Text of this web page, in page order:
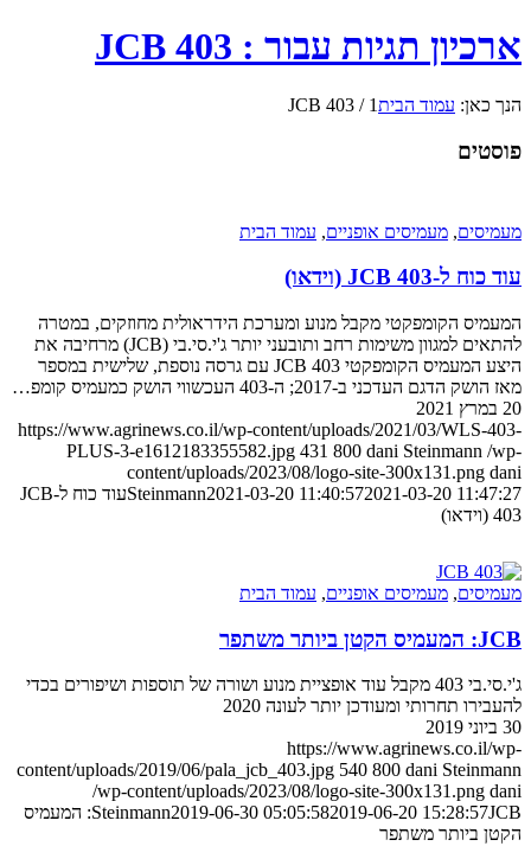
ארכיון תגיות עבור : JCB 403
הנך כאן: עמוד הבית1
/
JCB 403
פוסטים
מעמיסים, מעמיסים אופניים, עמוד הבית
עוד כוח ל-JCB 403 (וידאו)
המעמיס הקומפקטי מקבל מנוע ומערכת הידראולית מחוזקים, במטרה
להתאים למגוון משימות רחב ותובעני יותר ג'י.סי.בי (JCB) מרחיבה את
היצע המעמיס הקומפקטי JCB 403 עם גרסה נוספת, שלישית במספר
מאז הושק הדגם העדכני ב-2017; ה-403 העכשווי הושק כמעמיס קומפ…
20 במרץ 2021
https://www.agrinews.co.il/wp-content/uploads/2021/03/WLS-403-
PLUS-3-e1612183355582.jpg 431 800 dani Steinmann /wp-
content/uploads/2023/08/logo-site-300x131.png dani
Steinmann2021-03-20 11:40:572021-03-20 11:47:27
עוד כוח ל-JCB
403 (וידאו)
מעמיסים, מעמיסים אופניים, עמוד הבית
JCB: המעמיס הקטן ביותר משתפר
ג'י.סי.בי 403 מקבל עוד אופציית מנוע ושורה של תוספות ושיפורים בכדי
להעבירו תחרותי ומעודכן יותר לעונה 2020
30 ביוני 2019
https://www.agrinews.co.il/wp-
content/uploads/2019/06/pala_jcb_403.jpg 540 800 dani Steinmann
/wp-content/uploads/2023/08/logo-site-300x131.png dani
Steinmann2019-06-30 05:05:582019-06-20 15:28:57
JCB: המעמיס
הקטן ביותר משתפר